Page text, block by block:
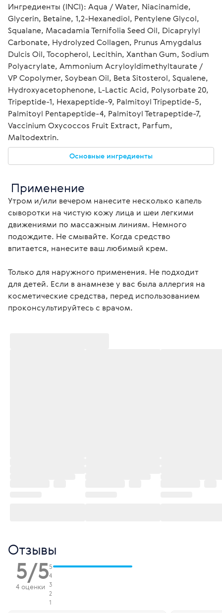
Ингредиенты (INCI): Aqua / Water, Niacinamide,
Glycerin, Betaine, 1,2-Hexanediol, Pentylene Glycol,
Squalane, Macadamia Ternifolia Seed Oil, Dicaprylyl
Carbonate, Hydrolyzed Collagen, Prunus Amygdalus
Dulcis Oil, Tocopherol, Lecithin, Xanthan Gum, Sodium
Polyacrylate, Ammonium Acryloyldimethyltaurate /
VP Copolymer, Soybean Oil, Beta Sitosterol, Squalene,
Hydroxyacetophenone, L-Lactic Acid, Polysorbate 20,
Tripeptide-1, Hexapeptide-9, Palmitoyl Tripeptide-5,
Palmitoyl Pentapeptide-4, Palmitoyl Tetrapeptide-7,
Vaccinium Oxycoccos Fruit Extract, Parfum,
Maltodextrin.
Основные ингредиенты
Применение
Утром и/или вечером нанесите несколько капель
сыворотки на чистую кожу лица и шеи легкими
движениями по массажным линиям. Немного
подождите. Не смывайте. Когда средство
впитается, нанесите ваш любимый крем.
Только для наружного применения. Не подходит
для детей. Если в анамнезе у вас была аллергия на
косметические средства, перед использованием
проконсультируйтесь с врачом.
Отзывы
5/5
4 оценки
5
4
3
2
1